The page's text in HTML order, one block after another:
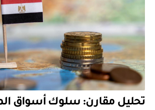
تحليل مقارن: سلوك أسواق